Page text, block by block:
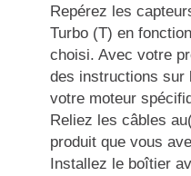
Repérez les
Turbo (T) en
choisi. Avec votre
des instructions sur
votre moteur
Reliez les câbles
produit que vous
Installez le boîtier